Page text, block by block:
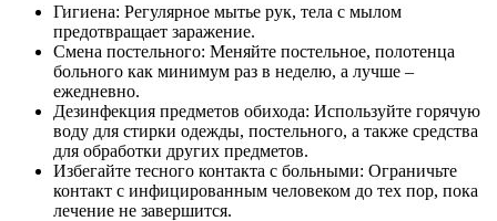
Гигиена: Регулярное мытье рук, тела с мылом
предотвращает заражение.
Смена постельного: Меняйте постельное, полотенца
больного как минимум раз в неделю, а лучше –
ежедневно.
Дезинфекция предметов обихода: Используйте горячую
воду для стирки одежды, постельного, а также средства
для обработки других предметов.
Избегайте тесного контакта с больными: Ограничьте
контакт с инфицированным человеком до тех пор, пока
лечение не завершится.